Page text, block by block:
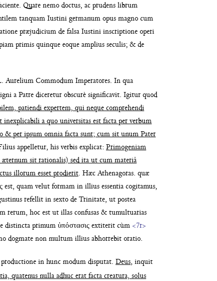
Quare nemo doctus, ac prudens librum
tanquam Iustini germanum opus magno cum
præjudicium de falsa Iustini inscriptione operi
primis quinque eoque amplius seculis; & de
Aurelium Commodum Imperatores. In qua
a Patre diceretur obscurè significavit. Igitur quod
patiendi expertem, qui neque comprehendi
inexplicabili a quo universitas est facta per verbum
& per ipsum omnia facta sunt; cum sit unum Pater
appelletur, his verbis explicat: Primogeniam
sit rationalis) sed ita ut cum materiâ
illorum esset prodierit. Hæc Athenagoras. quæ
est, quam velut formam in illius essentia cogitamus,
refellit in sexto de Trinitate, ut postea
rerum, hoc est ut illas confusas & tumultuarias
distincta primum ὑπόστασις extiterit cùm <7r>
dogmate non multum illius abhorrebit oratio.
productione in hunc modum disputat. Deus, inquit
quatenus nulla adhuc erat facta creatura, solus